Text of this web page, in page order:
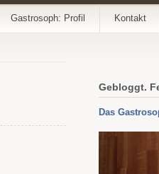
Gastrosoph: Profil Kontakt
Gebloggt.
Das